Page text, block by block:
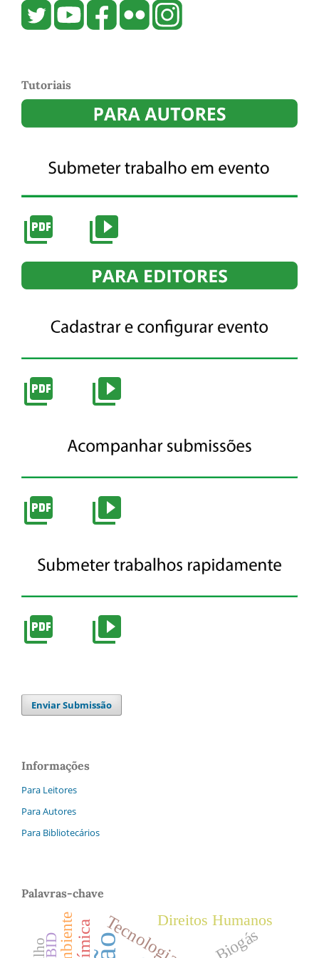
Tutoriais
Enviar Submissão
Informações
Para Leitores
Para Autores
Para Bibliotecários
Palavras-chave
Tecnologia Biogás
Direitos Humanos